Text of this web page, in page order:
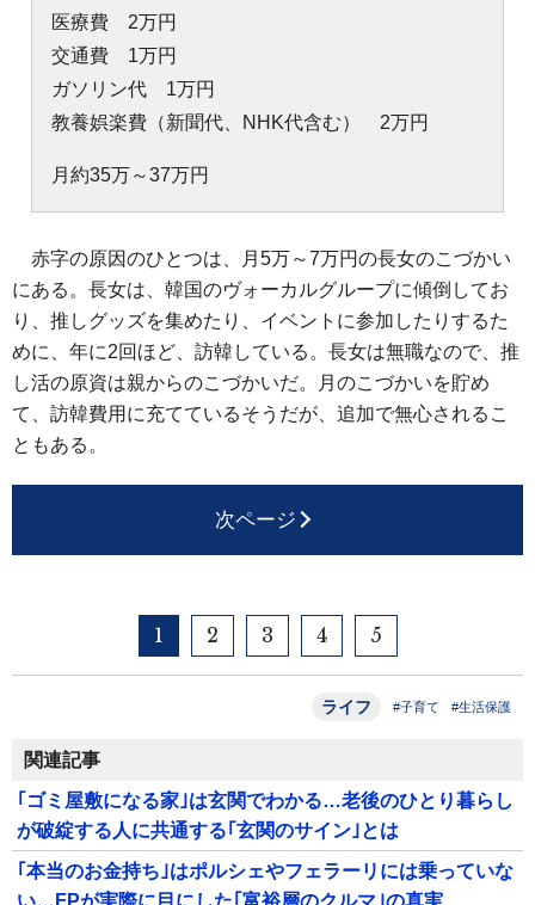
医療費 2万円
交通費 1万円
ガソリン代 1万円
教養娯楽費（新聞代、NHK代含む） 2万円
月約35万～37万円
赤字の原因のひとつは、月5万～7万円の長女のこづかい
にある。長女は、韓国のヴォーカルグループに傾倒してお
り、推しグッズを集めたり、イベントに参加したりするた
めに、年に2回ほど、訪韓している。長女は無職なので、推
し活の原資は親からのこづかいだ。月のこづかいを貯め
て、訪韓費用に充てているそうだが、追加で無心されるこ
ともある。
次ページ
1 2 3 4 5
ライフ #子育て #生活保護
関連記事
｢ゴミ屋敷になる家｣は玄関でわかる…老後のひとり暮らし
が破綻する人に共通する｢玄関のサイン｣とは
｢本当のお金持ち｣はポルシェやフェラーリには乗っていな
い…FPが実際に目にした｢富裕層のクルマ｣の真実